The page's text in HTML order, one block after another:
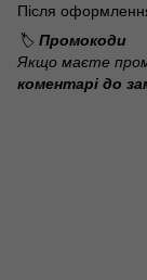
Після
🏷️ Промокоди
Якщо маєте
коментарі до